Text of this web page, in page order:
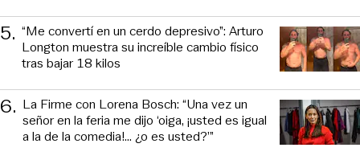
5. “Me convertí en un cerdo depresivo”: Arturo
Longton muestra su increíble cambio físico
tras bajar 18 kilos
6. La Firme con Lorena Bosch: “Una vez un
señor en la feria me dijo ‘oiga, ¡usted es igual
a la de la comedia!... ¿o es usted?’”